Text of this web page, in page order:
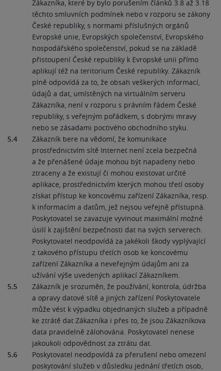
Zákazníka, které by bylo porušením článků 3.8 až 3.18
těchto smluvních podmínek nebo v rozporu se zákony
České republiky, s normami příslušných orgánů
Evropské unie, Evropských společenství, Evropského
hospodářského společenství, pokud se na základě
přistoupení České republiky k Evropské unii přímo
aplikují též na teritorium České republiky. Zákazník
plně odpovídá za to, že obsah veškerých informací,
údajů a dat, umístěných na virtuálním serveru
Zákazníka, není v rozporu s právním řádem České
republiky, s veřejným pořádkem, s dobrými mravy
nebo se zásadami poctivého obchodního styku.
5.4
Zákazník bere na vědomí, že komunikace
prostřednictvím sítě Internet není zcela bezpečná
a že přenášené údaje mohou být napadeny nebo
ztraceny a že existují či mohou existovat určité
aplikace, prostřednictvím kterých mohou třetí osoby
získat přístup ke koncovému zařízení Zákazníka, resp.
k informacím a datům, jež nejsou veřejně přístupná.
Poskytovatel se zavazuje vyvinout maximální možné
úsilí k zajištění bezpečnosti dat na svých serverech.
Poskytovatel neodpovídá za jakékoli škody vyplývající
z takového přístupu třetích osob ke koncovému
zařízení Zákazníka a neveřejným údajům ani za
užívání výše uvedených aplikací Zákazníkem.
5.5
Zákazník je srozuměn, že používání, kontrola, údržba
a opravy datové sítě a jiných zařízení Poskytovatele
může vést k výpadku objednaných služeb a případně
ke ztrátě dat Zákazníka i přes to, že jsou Zákazníkova
data pravidelně zálohována. Poskytovatel nenese
jakoukoli odpovědnost za ztrátu dat.
5.6
Poskytovatel neodpovídá za přerušení nebo omezení
poskytování služeb v důsledku jednání třetích osob,